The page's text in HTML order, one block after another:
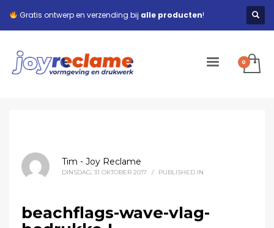
Gratis ontwerp en verzending bij alle producten!
Tim - Joy Reclame
DINSDAG, 31 OKTOBER 2017 / PUBLISHED IN
beachflags-wave-vlag-